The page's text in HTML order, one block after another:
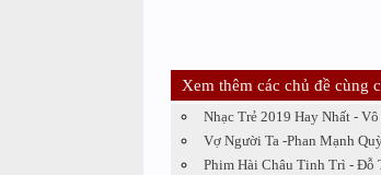
Xem thêm các chủ đề cùng
Nhạc Trẻ 2019 Hay Nhất -
Vợ Người Ta -Phan Mạnh
Phim Hài Châu Tinh Trì - Đỗ